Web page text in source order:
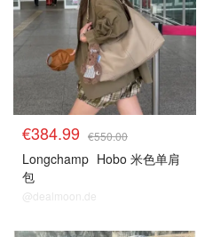
€384.99 €550.00
Longchamp Hobo 米色单肩
包
@dealmoon.de